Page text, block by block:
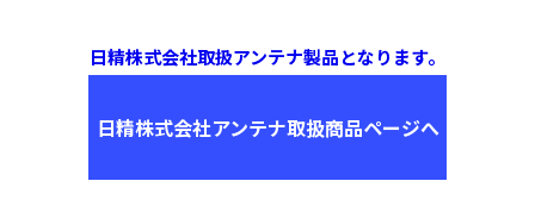
日精株式会社取扱アンテナ製品となります。
日精株式会社アンテナ取扱商品ページへ